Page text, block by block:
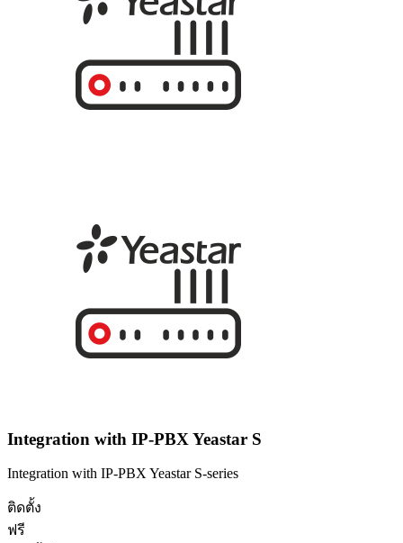
Integration with IP-PBX Yeastar S
Integration with IP-PBX Yeastar S-series
ติดตั้ง
ฟรี